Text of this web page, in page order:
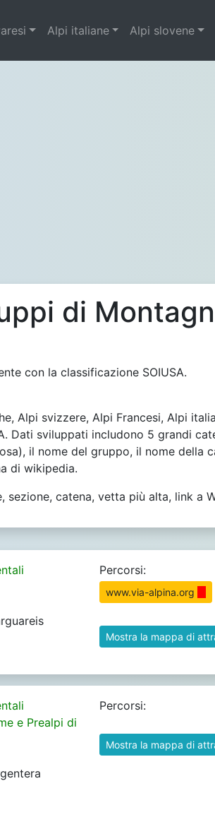
Alpi italiane Alpi slovene
di
con la classificazione SOIUSA.
Alpi svizzere, Alpi Francesi, Alpi
Dati sviluppati includono 5 grandi
il nome del gruppo, il nome della
di wikipedia.
catena, vetta più alta, link a
Percorsi:
www.via-alpina.org
Mostra la mappa di
e Prealpi di
Percorsi:
Mostra la mappa di